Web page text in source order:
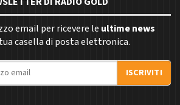
email per ricevere le ultime news
casella di posta elettronica.
ISCRIVITI